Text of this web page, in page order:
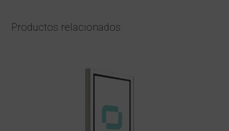
Productos relacionados